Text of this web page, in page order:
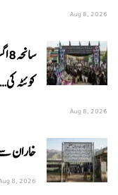
Aug 8, 2026
کوئٹہ کی…
Aug 8, 2026
خاران سے
8, 2026